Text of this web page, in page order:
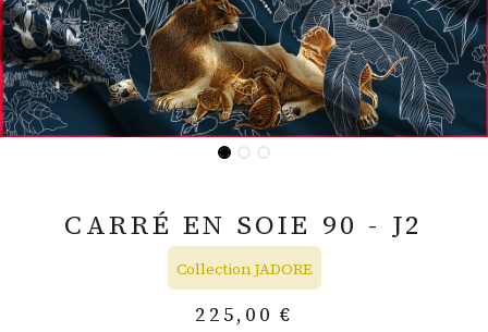
CARRÉ EN SOIE 90 - J2
Collection JADORE
225,00 €